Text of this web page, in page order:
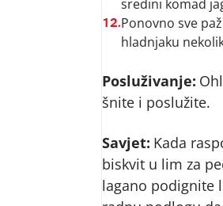
sredini komad
12.Ponovno sve
hladnjaku
Posluživanje:
šnite i poslužite.
Savjet: Kada
biskvit u lim za
lagano podignite